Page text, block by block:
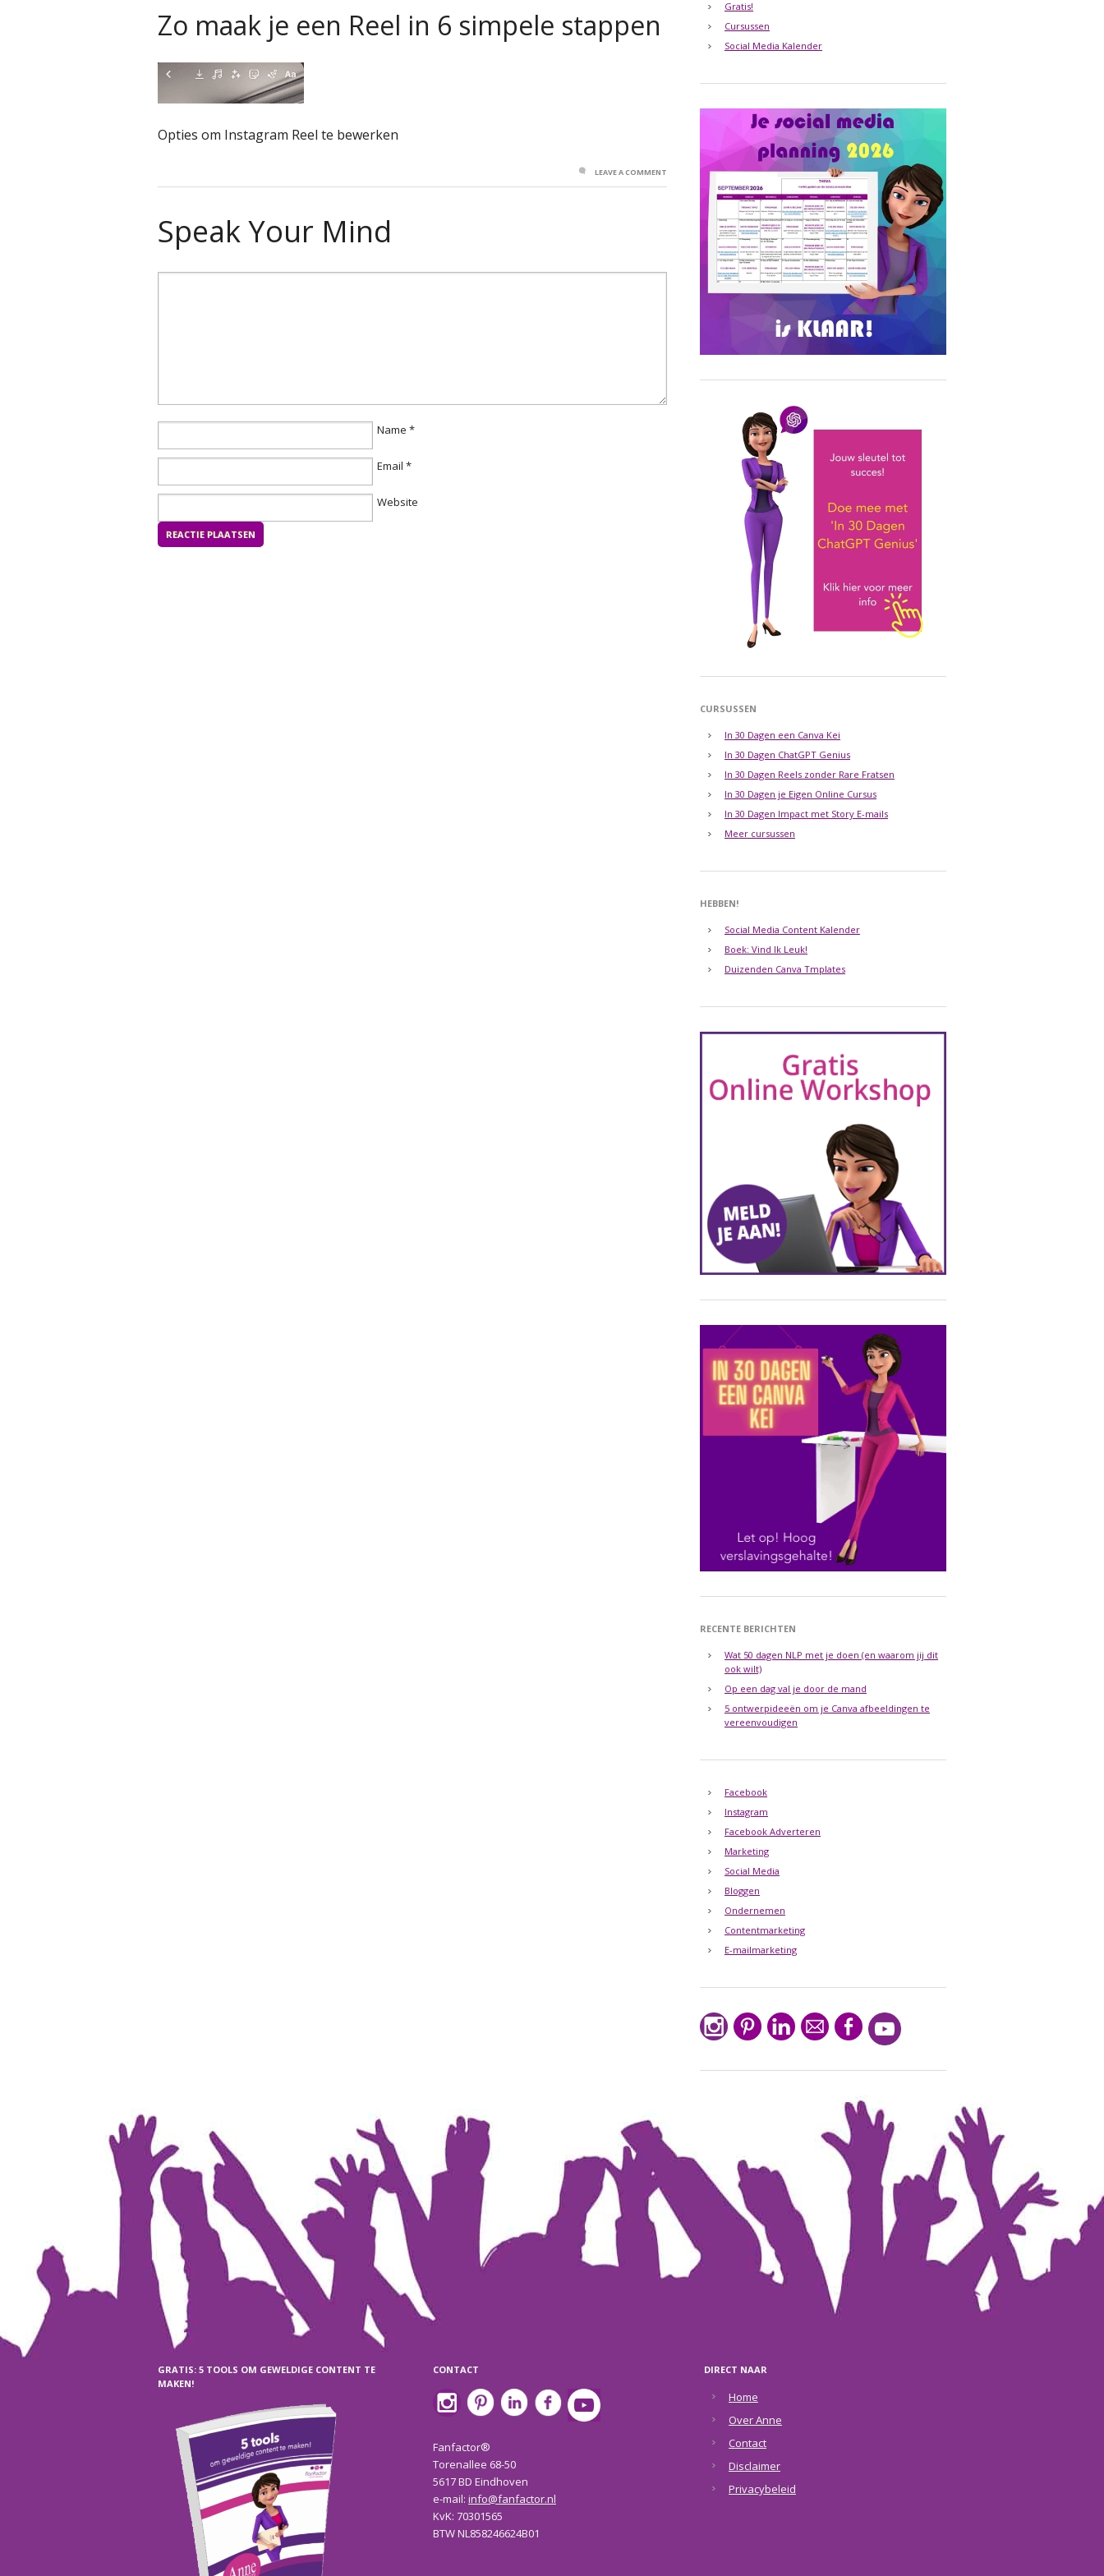
Zo maak je een Reel in 6 simpele stappen
Opties om Instagram Reel te bewerken
LEAVE A COMMENT
Speak Your Mind
Name *
Email *
Website
Gratis!
Cursussen
Social Media Kalender
CURSUSSEN
In 30 Dagen een Canva Kei
In 30 Dagen ChatGPT Genius
In 30 Dagen Reels zonder Rare Fratsen
In 30 Dagen je Eigen Online Cursus
In 30 Dagen Impact met Story E-mails
Meer cursussen
HEBBEN!
Social Media Content Kalender
Boek: Vind Ik Leuk!
Duizenden Canva Tmplates
RECENTE BERICHTEN
Wat 50 dagen NLP met je doen (en waarom jij dit
ook wilt)
Op een dag val je door de mand
5 ontwerpideeën om je Canva afbeeldingen te
vereenvoudigen
Facebook
Instagram
Facebook Adverteren
Marketing
Social Media
Bloggen
Ondernemen
Contentmarketing
E-mailmarketing
GRATIS: 5 TOOLS OM GEWELDIGE CONTENT TE
MAKEN!
CONTACT
Fanfactor®
Torenallee 68-50
5617 BD Eindhoven
e-mail: info@fanfactor.nl
KvK: 70301565
BTW NL858246624B01
DIRECT NAAR
Home
Over Anne
Contact
Disclaimer
Privacybeleid